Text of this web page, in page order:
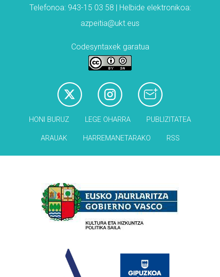
Telefonoa: 943-15 03 58 | Helbide elektronikoa:
azpeitia@ukt.eus
Codesyntaxek garatua
HONI BURUZ LEGE OHARRA PUBLIZITATEA
ARAUAK HARREMANETARAKO RSS